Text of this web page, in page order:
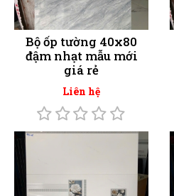
Bộ ốp tường 40x80
đậm nhạt mẫu mới
giá rẻ
Liên hệ